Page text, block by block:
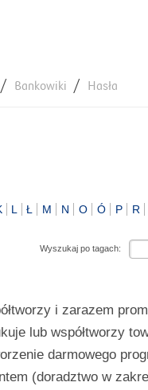
Bankowiki Hasła
L Ł M N O Ó P R
Wyszukaj po tagach:
i zarazem
lub współtworzy
darmowego
(doradztwo w